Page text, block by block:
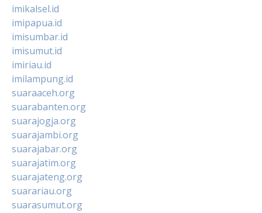
imikalsel.id
imipapua.id
imisumbar.id
imisumut.id
imiriau.id
imilampung.id
suaraaceh.org
suarabanten.org
suarajogja.org
suarajambi.org
suarajabar.org
suarajatim.org
suarajateng.org
suarariau.org
suarasumut.org